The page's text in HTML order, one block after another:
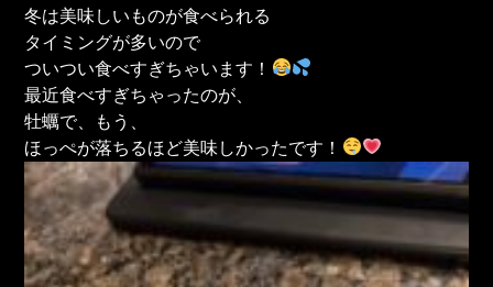
冬は美味しいものが食べられる
タイミングが多いので
ついつい食べすぎちゃいます！
最近食べすぎちゃったのが、
牡蠣で、もう、
ほっぺが落ちるほど美味しかったです！